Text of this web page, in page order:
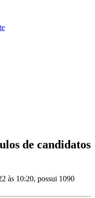
de candidatos
às 10:20, possui 1090